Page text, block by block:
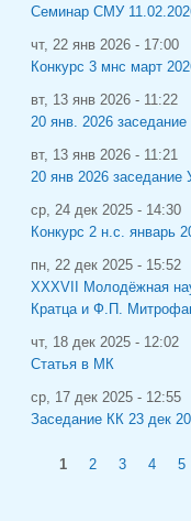
Семинар СМУ
чт, 22 янв 2026 - 17:00
Конкурс 3 мнс март
вт, 13 янв 2026 - 11:22
20 янв. 2026 заседание
вт, 13 янв 2026 - 11:21
20 янв 2026 заседание
ср, 24 дек 2025 - 14:30
Конкурс 2 н.с. январь
пн, 22 дек 2025 - 15:52
XXXVII Молодёжная
Кратца и Ф.П.
чт, 18 дек 2025 - 12:02
Статья в МК
ср, 17 дек 2025 - 12:55
Заседание КК 23 дек
Страницы
1 2 3 4 5